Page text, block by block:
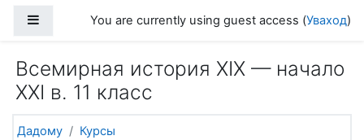
Side panelYou are currently using guest access (Уваход)
Всемирная история ХІХ — начало
ХХІ в. 11 класс
Дадому
Курсы